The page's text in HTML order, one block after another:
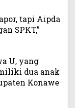
tapi Aipda
SPKT,”
U, yang
dua anak
Konawe